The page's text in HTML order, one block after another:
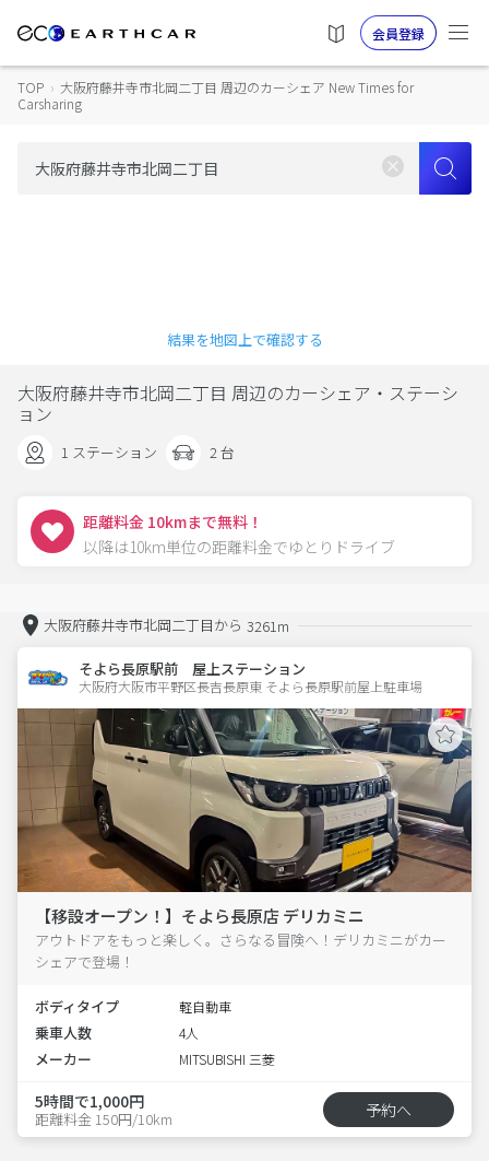
会員登録
TOP › 大阪府藤井寺市北岡二丁目 周辺のカーシェア New Times for
Carsharing
結果を地図上で確認する
大阪府藤井寺市北岡二丁目 周辺のカーシェア・ステーシ
ョン
1 ステーション 2 台
距離料金 10kmまで無料！
以降は10km単位の距離料金でゆとりドライブ
大阪府藤井寺市北岡二丁目から 3261m
そよら長原駅前 屋上ステーション
大阪府大阪市平野区長吉長原東 そよら長原駅前屋上駐車場
【移設オープン！】そよら長原店 デリカミニ
アウトドアをもっと楽しく。さらなる冒険へ！デリカミニがカー
シェアで登場！
ボディタイプ 軽自動車
乗車人数 4人
メーカー MITSUBISHI 三菱
5時間で1,000円
距離料金 150円/10km 予約へ